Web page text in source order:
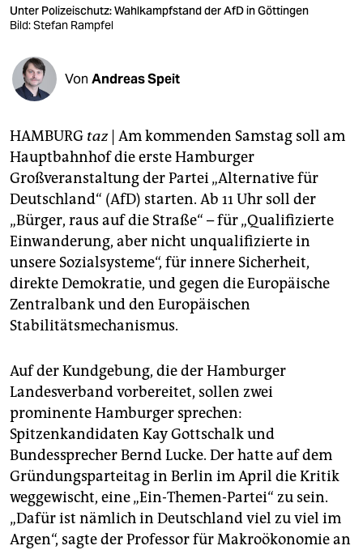
veranstaltungen
fragen & hilfe
unterstützen
abo
genossenschaft
epaper login
Unter Polizeischutz: Wahlkampfstand der AfD in Göttingen
Bild: Stefan Rampfel
Von Andreas Speit
HAMBURG taz| Am kommenden Samstag soll am
Hauptbahnhof die erste Hamburger
Großveranstaltung der Partei „Alternative für
Deutschland“ (AfD) starten. Ab 11 Uhr soll der
„Bürger, raus auf die Straße“ – für „Qualifizierte
Einwanderung, aber nicht unqualifizierte in
unsere Sozialsysteme“, für innere Sicherheit,
direkte Demokratie, und gegen die Europäische
Zentralbank und den Europäischen
Stabilitätsmechanismus.
Auf der Kundgebung, die der Hamburger
Landesverband vorbereitet, sollen zwei
prominente Hamburger sprechen:
Spitzenkandidaten Kay Gottschalk und
Bundessprecher Bernd Lucke. Der hatte auf dem
Gründungsparteitag in Berlin im April die Kritik
weggewischt, eine „Ein-Themen-Partei“ zu sein.
„Dafür ist nämlich in Deutschland viel zu viel im
Argen“, sagte der Professor für Makroökonomie an